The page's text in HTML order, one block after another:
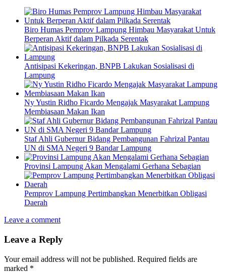
Biro Humas Pemprov Lampung Himbau Masyarakat Untuk
Berperan Aktif dalam Pilkada Serentak
Antisipasi Kekeringan, BNPB Lakukan Sosialisasi di
Lampung
Ny Yustin Ridho Ficardo Mengajak Masyarakat Lampung
Membiasaan Makan Ikan
Staf Ahli Gubernur Bidang Pembangunan Fahrizal Pantau
UN di SMA Negeri 9 Bandar Lampung
Provinsi Lampung Akan Mengalami Gerhana Sebagian
Pemprov Lampung Pertimbangkan Menerbitkan Obligasi
Daerah
Leave a comment
Leave a Reply
Your email address will not be published. Required fields are
marked *